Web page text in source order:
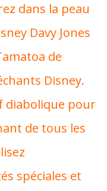
dans la peau
Davy Jones
de
Disney.
diabolique pour
de tous les
spéciales et